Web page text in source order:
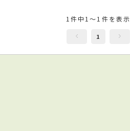
1件中1～1件を表示
1